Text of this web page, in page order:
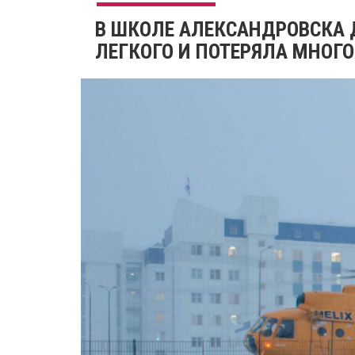
В ШКОЛЕ
ЛЕГКОГО И ПОТЕРЯЛА